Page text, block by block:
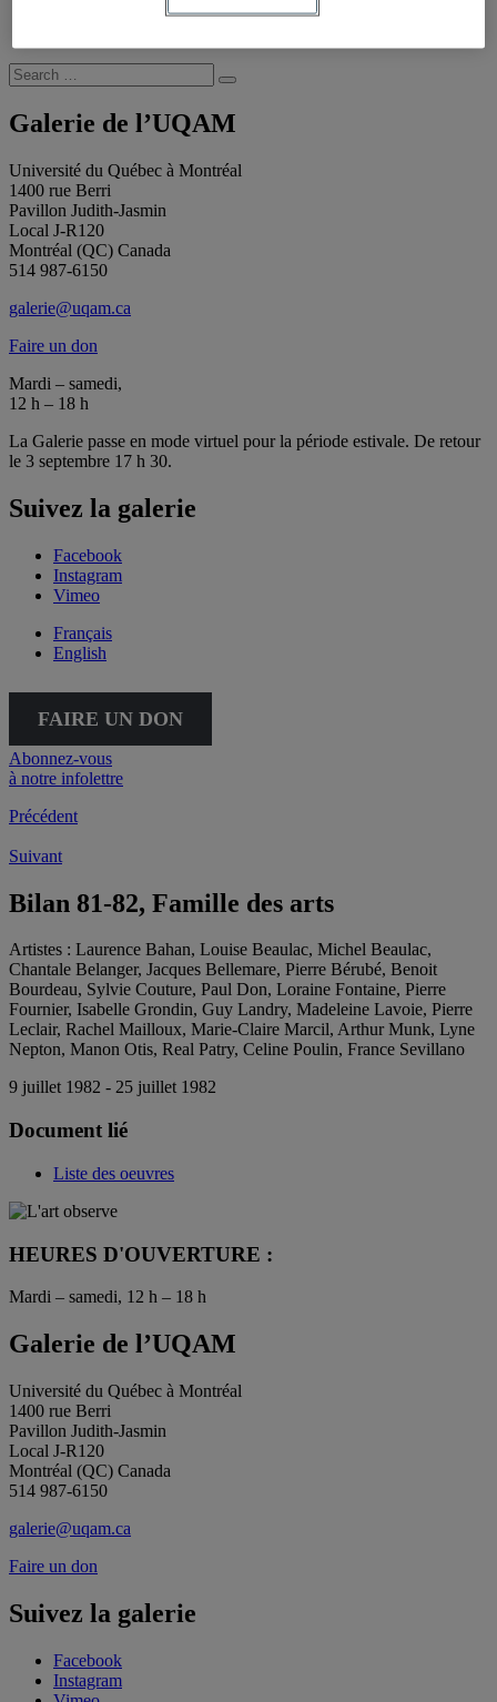
Search
for:
Search
Galerie de l’UQAM
Université du Québec à Montréal
1400 rue Berri
Pavillon Judith-Jasmin
Local J-R120
Montréal (QC) Canada
514 987-6150
galerie@uqam.ca
Faire un don
Mardi – samedi,
12 h – 18 h
La Galerie passe en mode virtuel pour la période estivale. De retour
le 3 septembre 17 h 30.
Suivez la galerie
Facebook
Instagram
Vimeo
Français
English
FAIRE UN DON
Abonnez-vous
à notre infolettre
Précédent
Suivant
Bilan 81-82, Famille des arts
Artistes : Laurence Bahan, Louise Beaulac, Michel Beaulac,
Chantale Belanger, Jacques Bellemare, Pierre Bérubé, Benoit
Bourdeau, Sylvie Couture, Paul Don, Loraine Fontaine, Pierre
Fournier, Isabelle Grondin, Guy Landry, Madeleine Lavoie, Pierre
Leclair, Rachel Mailloux, Marie-Claire Marcil, Arthur Munk, Lyne
Nepton, Manon Otis, Real Patry, Celine Poulin, France Sevillano
9 juillet 1982 - 25 juillet 1982
Document lié
Liste des oeuvres
HEURES D'OUVERTURE :
Mardi – samedi, 12 h – 18 h
Galerie de l’UQAM
Université du Québec à Montréal
1400 rue Berri
Pavillon Judith-Jasmin
Local J-R120
Montréal (QC) Canada
514 987-6150
galerie@uqam.ca
Faire un don
Suivez la galerie
Facebook
Instagram